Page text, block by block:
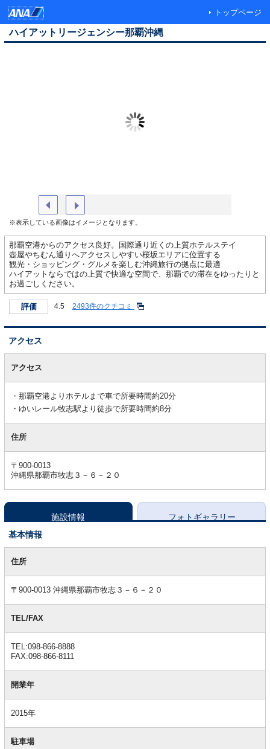
トップページ
ハイアットリージェンシー那覇沖縄
※表示している画像はイメージとなります。
那覇空港からのアクセス良好。国際通り近くの上質ホテルステイ
壺屋やちむん通りへアクセスしやすい桜坂エリアに位置する
観光・ショッピング・グルメを楽しむ沖縄旅行の拠点に最適
ハイアットならではの上質で快適な空間で、那覇での滞在をゆったりと
お過ごしください。
評価 4.5 2493件のクチコミ
アクセス
アクセス
那覇空港よりホテルまで車で所要時間約20分
ゆいレール牧志駅より徒歩で所要時間約8分
住所
〒900-0013
沖縄県那覇市牧志３－６－２０
施設情報
フォトギャラリー
基本情報
本住所
〒900-0013 沖縄県那覇市牧志３－６－２０
TEL/FAX
TEL:098-866-8888
FAX:098-866-8111
開業年
2015年
駐車場